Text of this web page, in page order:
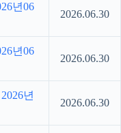
년06
2026.06.30
년06
2026.06.30
년
2026.06.30